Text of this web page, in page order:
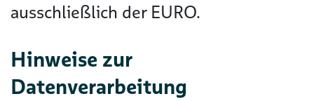
ausschließlich der EURO.
Hinweise zur
Datenverarbeitung